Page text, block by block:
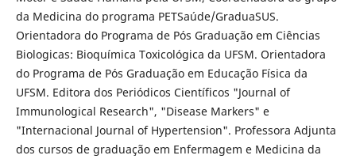
da Medicina do programa PETSaúde/GraduaSUS.
Orientadora do Programa de Pós Graduação em Ciências
Biologicas: Bioquímica Toxicológica da UFSM. Orientadora
do Programa de Pós Graduação em Educação Física da
UFSM. Editora dos Periódicos Científicos "Journal of
Immunological Research", "Disease Markers" e
"Internacional Journal of Hypertension". Professora Adjunta
dos cursos de graduação em Enfermagem e Medicina da